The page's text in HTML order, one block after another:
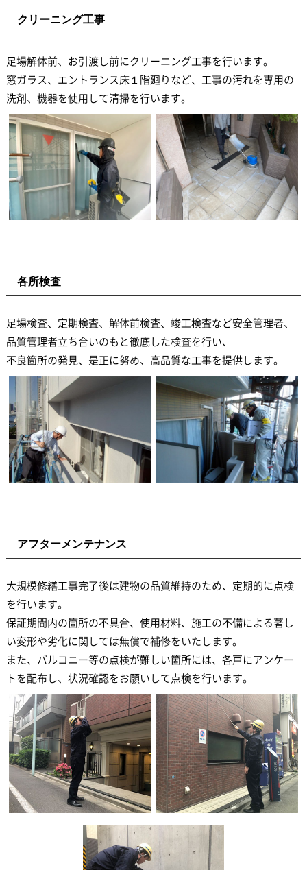
クリーニング工事
足場解体前、お引渡し前にクリーニング工事を行います。
窓ガラス、エントランス床１階廻りなど、工事の汚れを専用の
洗剤、機器を使用して清掃を行います。
各所検査
足場検査、定期検査、解体前検査、竣工検査など安全管理者、
品質管理者立ち合いのもと徹底した検査を行い、
不良箇所の発見、是正に努め、高品質な工事を提供します。
アフターメンテナンス
大規模修繕工事完了後は建物の品質維持のため、定期的に点検
を行います。
保証期間内の箇所の不具合、使用材料、施工の不備による著し
い変形や劣化に関しては無償で補修をいたします。
また、バルコニー等の点検が難しい箇所には、各戸にアンケー
トを配布し、状況確認をお願いして点検を行います。